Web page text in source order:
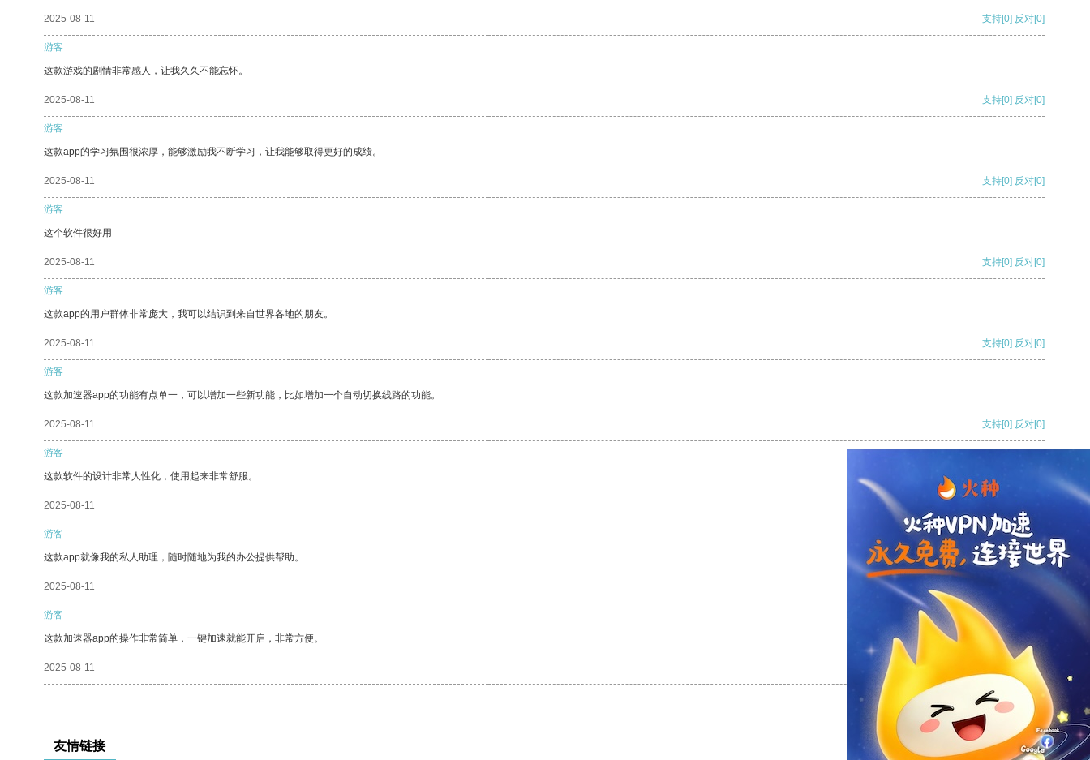
2025-08-11 支持[0] 反对[0]
游客
这款游戏的剧情非常感人，让我久久不能忘怀。
2025-08-11 支持[0] 反对[0]
游客
这款app的学习氛围很浓厚，能够激励我不断学习，让我能够取得更好的成绩。
2025-08-11 支持[0] 反对[0]
游客
这个软件很好用
2025-08-11 支持[0] 反对[0]
游客
这款app的用户群体非常庞大，我可以结识到来自世界各地的朋友。
2025-08-11 支持[0] 反对[0]
游客
这款加速器app的功能有点单一，可以增加一些新功能，比如增加一个自动切换线路的功能。
2025-08-11 支持[0] 反对[0]
游客
这款软件的设计非常人性化，使用起来非常舒服。
2025-08-11
游客
这款app就像我的私人助理，随时随地为我的办公提供帮助。
2025-08-11 反对
游客
这款加速器app的操作非常简单，一键加速就能开启，非常方便。
2025-08-11 反对[0]
友情链接